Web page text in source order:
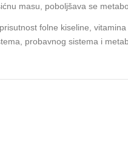
masu, poboljšava se
folne kiseline,
probavnog sistema i